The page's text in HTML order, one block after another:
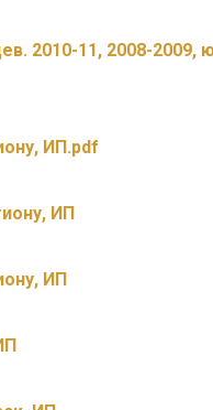
2010-11, 2008-2009,
ИП.pdf
ИП
ИП